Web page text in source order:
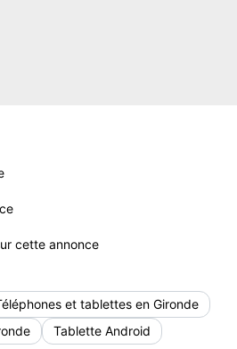
cette annonce
et tablettes en Gironde
Tablette Android